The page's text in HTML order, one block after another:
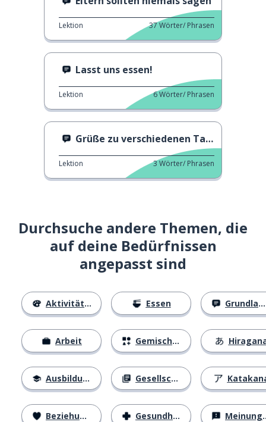
Lektion 37Wörter/ Phrasen
Lasst uns essen!
Lektion 6Wörter/ Phrasen
Grüße zu verschiedenen Tageszeiten
Lektion 3Wörter/ Phrasen
Durchsuche andere Themen, die
auf deine Bedürfnissen
angepasst sind
Aktivitäten
Arbeit
Ausbildung
Beziehungen
Essen
Gemischtes
Gesellschaft
Gesundheit
Grundlagen
Meinungen